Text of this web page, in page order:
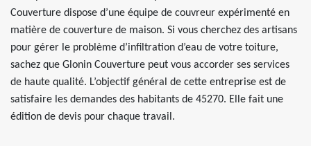
Couverture dispose d’une équipe de couvreur expérimenté en
matière de couverture de maison. Si vous cherchez des artisans
pour gérer le problème d’infiltration d’eau de votre toiture,
sachez que Glonin Couverture peut vous accorder ses services
de haute qualité. L’objectif général de cette entreprise est de
satisfaire les demandes des habitants de 45270. Elle fait une
édition de devis pour chaque travail.